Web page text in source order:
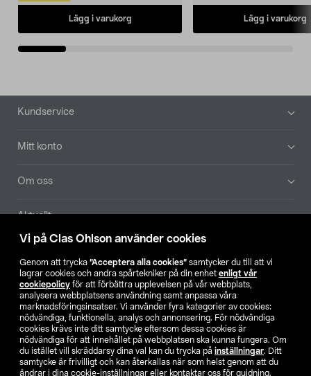
Vi på Clas Ohlson använder cookies
Genom att trycka ”Acceptera alla cookies” samtycker du till att vi
lagrar cookies och andra spårtekniker på din enhet enligt vår
cookiepolicy för att förbättra upplevelsen på vår webbplats,
analysera webbplatsens användning samt anpassa våra
marknadsföringsinsatser. Vi använder fyra kategorier av cookies:
nödvändiga, funktionella, analys och annonsering. För nödvändiga
cookies krävs inte ditt samtycke eftersom dessa cookies är
nödvändiga för att innehållet på webbplatsen ska kunna fungera. Om
du istället vill skräddarsy dina val kan du trycka på inställningar. Ditt
samtycke är frivilligt och kan återkallas när som helst genom att du
ändrar i dina cookie-inställningar eller kontaktar oss för guidning.
Lägg i varukorg Lägg i varukorg
Sidfot
Kundservice
Mitt konto
Om oss
Aktuellt
Hitta butik
SE NO FI